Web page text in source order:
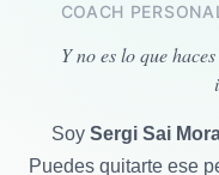
COACH
Y no es lo que
Soy Sergi Sai
Puedes quitarte ese